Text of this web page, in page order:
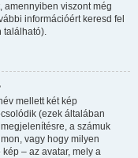
amennyiben viszont még
információért keresd fel
található).
mellett két kép
(ezek általában
a számuk
vagy hogy milyen
– az avatar, mely a